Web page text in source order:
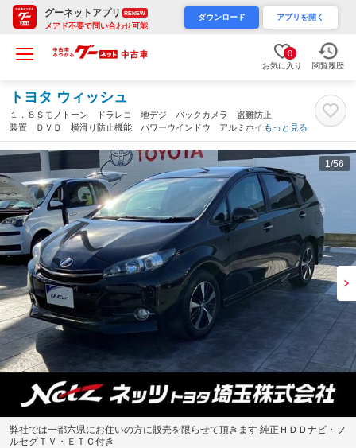
グーネットアプリ RENEW
メアド不要で問い合わせ可能
ダウンロード アプリを開く
0
お気に入り 閲覧履歴
トヨタ ウィッシュ
１．８Ｓモノトーン ドラレコ 地デジ バックカメラ 盗難防止
装置 ＤＶＤ 横滑り防止機能 パワーウインドウ アルミホイー
ル エアバッグ オートエアコン パワーステアリング サイドエ
アバッグ 三列シート ＡＢＳ ナビＴＶ（埼玉県）
もっと見る
1 /56
弊社では一都六県にお住いの方に販売を限らせて頂きます 純正ＨＤＤナビ・フ
ルセグＴＶ・ＥＴＣ付き